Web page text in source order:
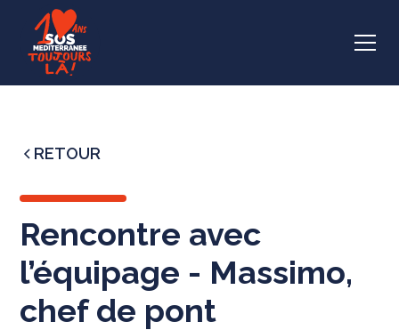
RETOUR
Rencontre avec
l’équipage - Massimo,
chef de pont